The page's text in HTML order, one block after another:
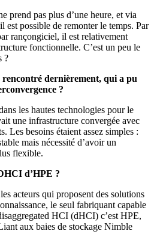
prend pas plus d’une heure, et via
est possible de remonter le temps. Par
rançongiciel, il est relativement
fonctionnelle. C’est un peu le
?
dernièrement, qui a pu
?
les hautes technologies pour le
une infrastructure convergée avec
Les besoins étaient assez simples :
mais nécessité d’avoir un
flexible.
d’HPE ?
acteurs qui proposent des solutions
le seul fabriquant capable
HCI (dHCI) c’est HPE,
aux baies de stockage Nimble